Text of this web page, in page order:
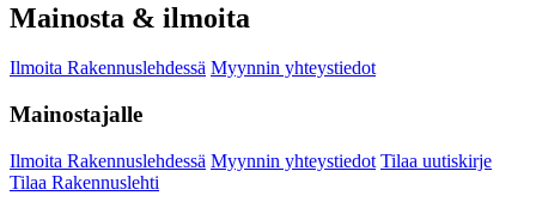
Mainosta & ilmoita
Ilmoita Rakennuslehdessä Myynnin yhteystiedot
Mainostajalle
Ilmoita Rakennuslehdessä Myynnin yhteystiedot Tilaa uutiskirje
Tilaa Rakennuslehti